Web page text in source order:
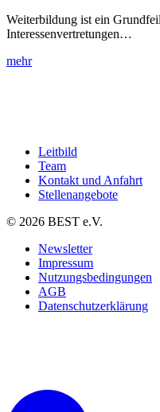
Weiterbildung ist ein
Interessenvertretungen…
mehr
Leitbild
Team
Kontakt und Anfahrt
Stellenangebote
© 2026 BEST e.V.
Newsletter
Impressum
Nutzungsbedingungen
AGB
Datenschutzerklärung